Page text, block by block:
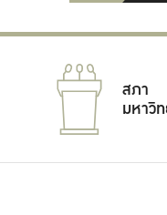
สภา
มหาวิ